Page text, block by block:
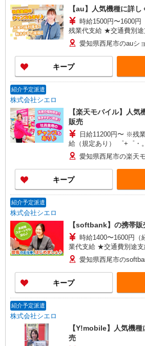
【au】人気機種に詳
時給1500円〜1600
残業代支給 ★交通費別途
+゜・。○。・゜+゜・。
万円支給(規定有) お友達を紹介頂くと, インセンテ
ィブ支給(規定有) ★月2回払い・週払い可能（規程
有）★ ゜・。○。・゜+゜
愛知県西尾市のauシ
キープ
紹介予定派遣
株式会社シエロ
【楽天モバイル】人
販売
日給11200円〜 ※残
給（規定あり） ゜+゜・。○。・゜+゜・。
○。・゜+゜ 入社祝い金10万
を紹介頂くと, インセンティ
回払い・週払い可能（
+゜・。○。・゜+゜
愛知県西尾市の楽天
キープ
紹介予定派遣
株式会社シエロ
【softbank】の携帯販
時給1400〜1600円
業代支給 ★交通費別途支
+゜・。○。・゜+゜・。
万円支給(規定有) お友達を紹介頂くと, インセンテ
ィブ支給(規定有) ★月2回払い・週払い可能（規程
有）★ ゜・。○。・゜+゜
愛知県西尾市の
キープ
紹介予定派遣
株式会社シエロ
【Y!mobile】人気機
売